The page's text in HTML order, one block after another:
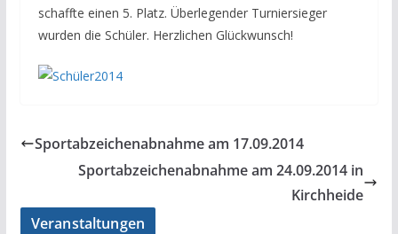
schaffte einen 5. Platz. Überlegender Turniersieger
wurden die Schüler. Herzlichen Glückwunsch!
Sportabzeichenabnahme am 17.09.2014
Sportabzeichenabnahme am 24.09.2014 in
Kirchheide
Veranstaltungen